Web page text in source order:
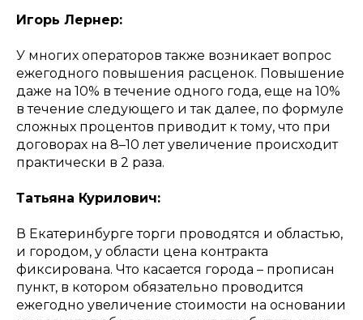
Игорь Лернер:
У многих операторов также возникает вопрос
ежегодного повышения расценок. Повышение
даже на 10% в течение одного года, еще на 10%
в течение следующего и так далее, по формуле
сложных процентов приводит к тому, что при
договорах на 8–10 лет увеличение происходит
практически в 2 раза.
Татьяна Курилович:
В Екатеринбурге торги проводятся и областью,
и городом, у области цена контракта
фиксирована. Что касается города – прописан
пункт, в котором обязательно проводится
ежегодно увеличение стоимости на основании